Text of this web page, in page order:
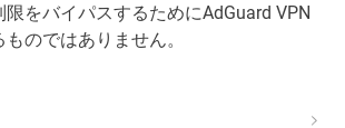
をバイパスするためにAdGuard VPN
のではありません。